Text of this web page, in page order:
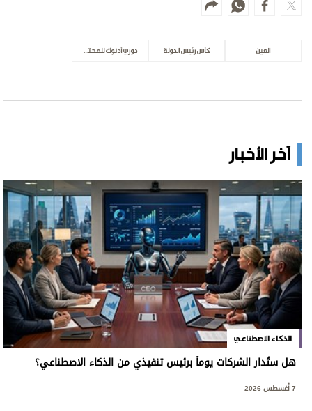
العين كأس رئيس الدولة دوري أدنوك للمحترفين
آخر الأخبار
الذكاء الاصطناعي
هل ستُدار الشركات يوماً برئيس تنفيذي من الذكاء الاصطناعي؟